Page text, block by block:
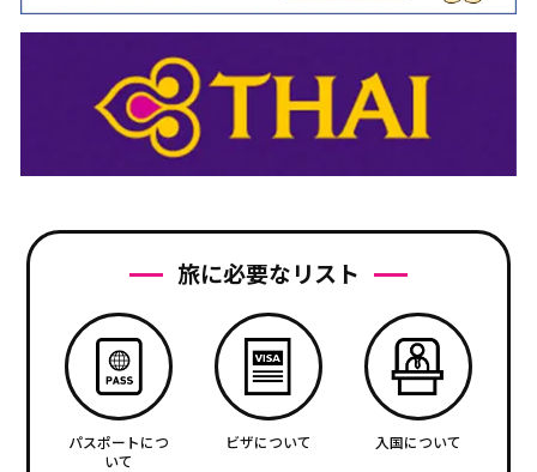
旅に必要なリスト
パスポートにつ
いて
ビザについて 入国について